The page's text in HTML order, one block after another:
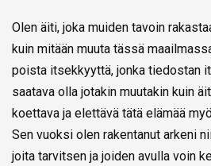
Olen äiti, joka muiden tavoin
kuin mitään muuta tässä
poista itsekkyyttä, jonka tiedostan
saatava olla jotakin muutakin kuin
koettava ja elettävä tätä elämää
Sen vuoksi olen rakentanut arkeni
joita tarvitsen ja joiden avulla voin